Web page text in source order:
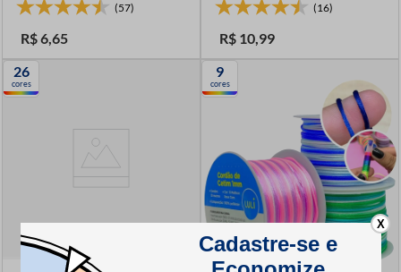
(57)
R$6,65
(16)
R$ 10,99
26
cores
9
cores
X